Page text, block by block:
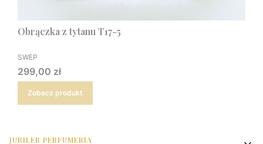
Obrączka z tytanu T17-5
PRODUCENT
SWEP
Cena
299,00 zł
Zobacz produkt
JUBILER PERFUMERIA